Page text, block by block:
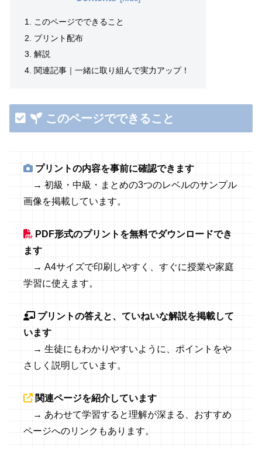
このページでできること
プリント配布
解説
関連記事｜一緒に取り組んで実力アップ！
このページでできること
プリントの内容を事前に確認できます
→ 初級・中級・まとめの3つのレベルのサンプル
画像を掲載しています。
PDF形式のプリントを無料でダウンロードでき
ます
→ A4サイズで印刷しやすく、すぐに授業や家庭
学習に使えます。
プリントの答えと、ていねいな解説を掲載して
います
→ 生徒にもわかりやすいように、ポイントをや
さしく説明しています。
関連ページを紹介しています
→ あわせて学習すると理解が深まる、おすすめ
ページへのリンクもあります。